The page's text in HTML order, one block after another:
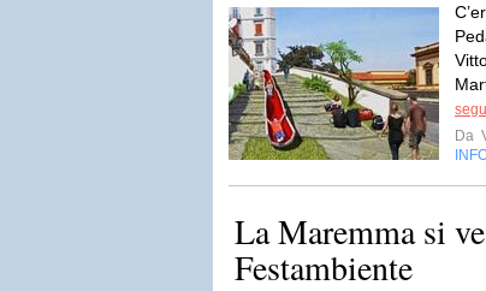
Da
La Maremma si
Festambiente